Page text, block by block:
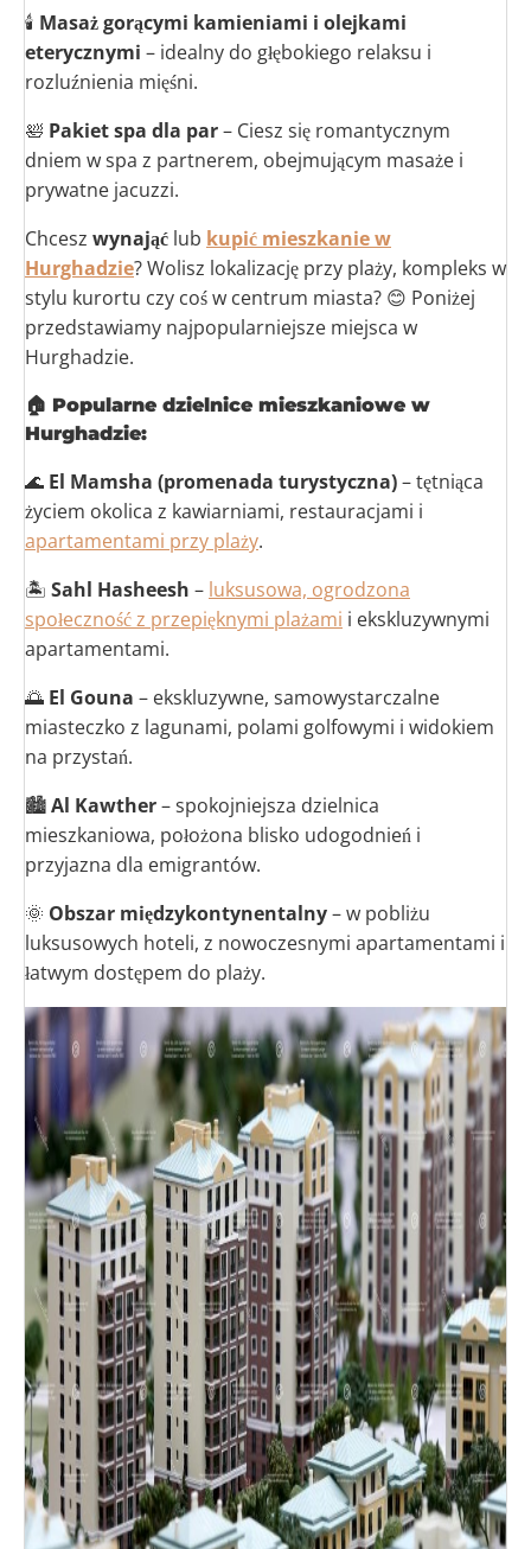
🕯 Masaż gorącymi kamieniami i olejkami
eterycznymi – idealny do głębokiego relaksu i
rozluźnienia mięśni.
🛀 Pakiet spa dla par– Ciesz się romantycznym
dniem w spa z partnerem, obejmującym masaże i
prywatne jacuzzi.
Chcesz wynająć lub kupić mieszkanie w
Hurghadzie? Wolisz lokalizację przy plaży, kompleks w
stylu kurortu czy coś w centrum miasta? 😊 Poniżej
przedstawiamy najpopularniejsze miejsca w
Hurghadzie.
🏠 Popularne dzielnice mieszkaniowe w
Hurghadzie:
🌊 El Mamsha (promenada turystyczna)– tętniąca
życiem okolica z kawiarniami, restauracjami i
apartamentami przy plaży.
🏝 Sahl Hasheesh – luksusowa, ogrodzona
społeczność z przepięknymi plażami i ekskluzywnymi
apartamentami.
🌅 El Gouna – ekskluzywne, samowystarczalne
miasteczko z lagunami, polami golfowymi i widokiem
na przystań.
🏙Al Kawther– spokojniejsza dzielnica
mieszkaniowa, położona blisko udogodnień i
przyjazna dla emigrantów.
🌞 Obszar międzykontynentalny– w pobliżu
luksusowych hoteli, z nowoczesnymi apartamentami i
łatwym dostępem do plaży.